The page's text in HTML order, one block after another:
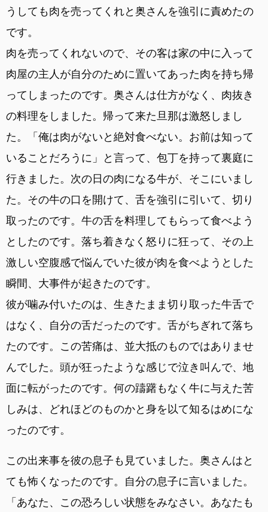
うしても肉を売ってくれと奥さんを強引に責めたの
です。
肉を売ってくれないので、その客は家の中に入って
肉屋の主人が自分のために置いてあった肉を持ち帰
ってしまったのです。奥さんは仕方がなく、肉抜き
の料理をしました。帰って来た旦那は激怒しまし
た。「俺は肉がないと絶対食べない。お前は知って
いることだろうに」と言って、包丁を持って裏庭に
行きました。次の日の肉になる牛が、そこにいまし
た。その牛の口を開けて、舌を強引に引いて、切り
取ったのです。牛の舌を料理してもらって食べよう
としたのです。落ち着きなく怒りに狂って、その上
激しい空腹感で悩んでいた彼が肉を食べようとした
瞬間、大事件が起きたのです。
彼が噛み付いたのは、生きたまま切り取った牛舌で
はなく、自分の舌だったのです。舌がちぎれて落ち
たのです。この苦痛は、並大抵のものではありませ
んでした。頭が狂ったような感じで泣き叫んで、地
面に転がったのです。何の躊躇もなく牛に与えた苦
しみは、どれほどのものかと身を以て知るはめにな
ったのです。
この出来事を彼の息子も見ていました。奥さんはと
ても怖くなったのです。自分の息子に言いました。
「あなた、この恐ろしい状態をみなさい。あなたも